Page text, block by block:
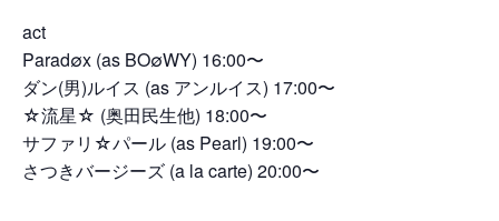
act
Parad∅x (as BO∅WY) 16:00〜
ダン(男)ルイス (as アンルイス) 17:00〜
☆流星☆ (奥田民生他) 18:00〜
サファリ☆パール (as Pearl) 19:00〜
さつきバージーズ (a la carte) 20:00〜